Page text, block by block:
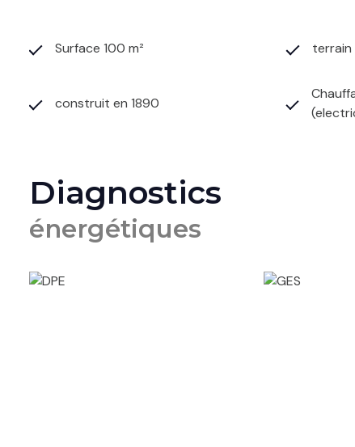
Surface 100 m² terrain
construit en 1890
Diagnostics
énergétiques